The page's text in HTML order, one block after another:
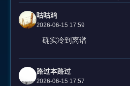
咕咕鸡
2026-06-15 17:59
确实冷到离谱
路过本路过
2026-06-15 17:57